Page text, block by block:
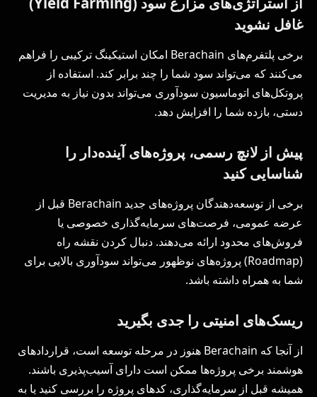
غافل نشوید
برخی پلتفرم‌های Berachain امکان استیکینگ ترکیبی را فراهم
می‌کنند که می‌تواند سود شما را چند برابر کند. استفاده از
پروتکل‌های اتوماسیون سودآوری می‌تواند بدون نیاز به مدیریت
دستی، بازده شما را افزایش دهد.
پیش از لانچ رسمی، پروژه‌های آینده‌دار را
شناسایی کنید
برخی از توسعه‌دهندگان پروژه‌های جدید Berachain قبل از
عرضه عمومی، فرصت‌های سرمایه‌گذاری خصوصی یا
فروش‌های محدود ارائه می‌دهند. دنبال کردن نقشه راه
(Roadmap) پروژه‌های نوظهور می‌تواند سودآوری بالایی برای
شما به همراه داشته باشد.
ریسک‌های امنیتی را جدی بگیرید
از آنجا که Berachain هنوز در مرحله توسعه است، قراردادهای
هوشمند برخی پروژه‌ها ممکن است دارای آسیب‌پذیری باشند.
همیشه قبل از سرمایه‌گذاری، کدهای پروژه را بررسی کنید یا به